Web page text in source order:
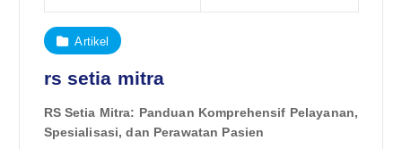
Artikel
rs setia mitra
RS Setia Mitra: Panduan Komprehensif Pelayanan,
Spesialisasi, dan Perawatan Pasien